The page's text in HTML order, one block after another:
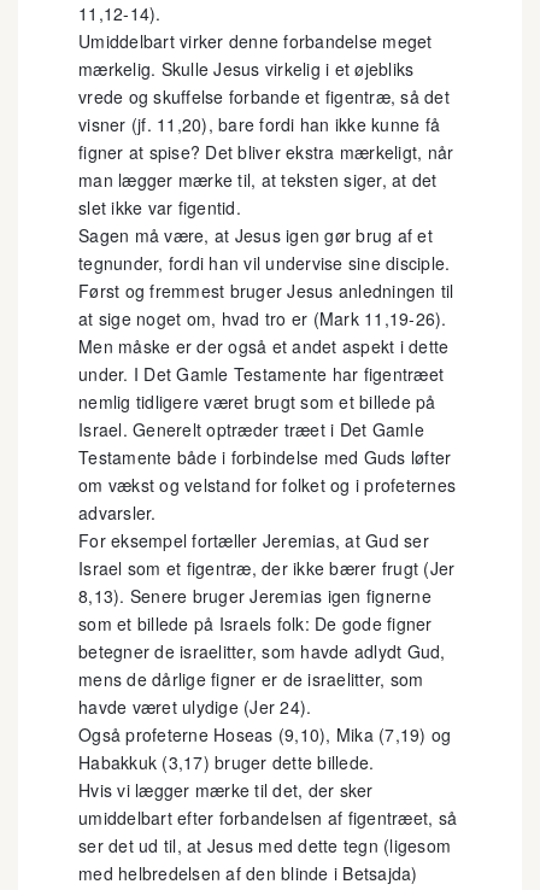
11,12-14).
Umiddelbart virker denne forbandelse meget
mærkelig. Skulle Jesus virkelig i et øjebliks
vrede og skuffelse forbande et figentræ, så det
visner (jf. 11,20), bare fordi han ikke kunne få
figner at spise? Det bliver ekstra mærkeligt, når
man lægger mærke til, at teksten siger, at det
slet ikke var figentid.
Sagen må være, at Jesus igen gør brug af et
tegnunder, fordi han vil undervise sine disciple.
Først og fremmest bruger Jesus anledningen til
at sige noget om, hvad tro er (Mark 11,19-26).
Men måske er der også et andet aspekt i dette
under. I Det Gamle Testamente har figentræet
nemlig tidligere været brugt som et billede på
Israel. Generelt optræder træet i Det Gamle
Testamente både i forbindelse med Guds løfter
om vækst og velstand for folket og i profeternes
advarsler.
For eksempel fortæller Jeremias, at Gud ser
Israel som et figentræ, der ikke bærer frugt (Jer
8,13). Senere bruger Jeremias igen fignerne
som et billede på Israels folk: De gode figner
betegner de israelitter, som havde adlydt Gud,
mens de dårlige figner er de israelitter, som
havde været ulydige (Jer 24).
Også profeterne Hoseas (9,10), Mika (7,19) og
Habakkuk (3,17) bruger dette billede.
Hvis vi lægger mærke til det, der sker
umiddelbart efter forbandelsen af figentræet, så
ser det ud til, at Jesus med dette tegn (ligesom
med helbredelsen af den blinde i Betsajda)